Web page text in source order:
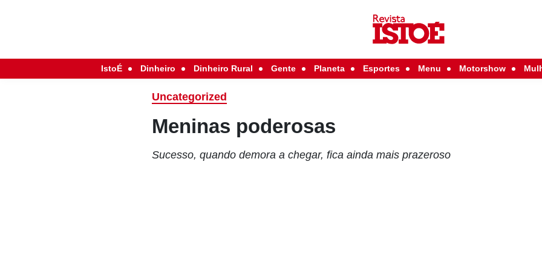
IstoÉ Dinheiro Dinheiro Rural Gente Planeta Esportes Menu Motorshow
Uncategorized
Meninas poderosas
Sucesso, quando demora a chegar, fica ainda mais prazeroso